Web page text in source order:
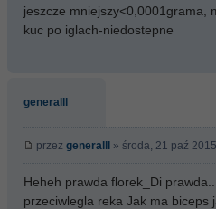
jeszcze mniejszy<0,0001grama,
kuc po iglach-niedostepne
generalll
przez generalll » środa, 21 paź
Heheh prawda florek_Di
przeciwlegla reka Jak ma biceps